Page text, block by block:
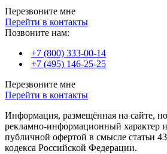
Перезвоните мне
Перейти в контакты
Позвоните нам:
+7 (800) 333-00-14
+7 (495) 146-25-25
Перезвоните мне
Перейти в контакты
Информация, размещённая на сайте,
рекламно-информационный характер и
публичной офертой в смысле статьи
кодекса Российской Федерации.